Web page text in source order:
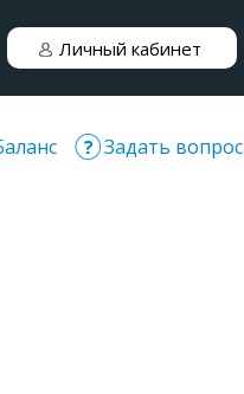
Личный кабинет
Задать вопрос